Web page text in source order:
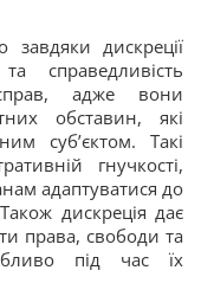
завдяки дискреції
та справедливість
адже вони
обставин, які
суб’єктом. Такі
гнучкості,
адаптуватися до
дискреція дає
права, свободи та
під час їх